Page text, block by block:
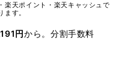
天ポイント・楽天キャッシュで
ます。
円から。分割手数料